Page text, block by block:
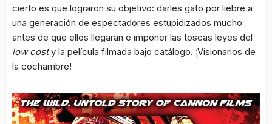
cierto es que lograron su objetivo: darles gato por liebre a
una generación de espectadores estupidizados mucho
antes de que ellos llegaran e imponer las toscas leyes del
low costy la película filmada bajo catálogo. ¡Visionarios de
la cochambre!